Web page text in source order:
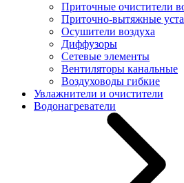
Приточные очистители
Приточно-вытяжные
Осушители воздуха
Диффузоры
Сетевые элементы
Вентиляторы канальные
Воздуховоды гибкие
Увлажнители и очистители
Водонагреватели